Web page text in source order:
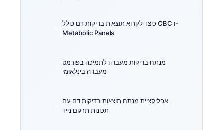
כיצד לקרוא תוצאות בדיקות דם כולל CBC ו-
Metabolic Panels
מנתח בדיקות מעבדה לתמיכה בפורמט
מעבדה בינלאומי
אפליקציית מנתח תוצאות בדיקות דם עם
תכונות תרגום נייד